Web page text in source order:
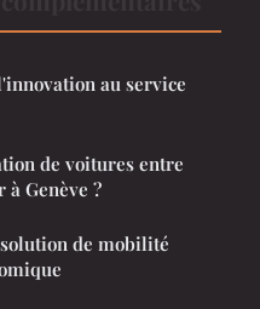
au service
de voitures entre
Genève ?
de mobilité